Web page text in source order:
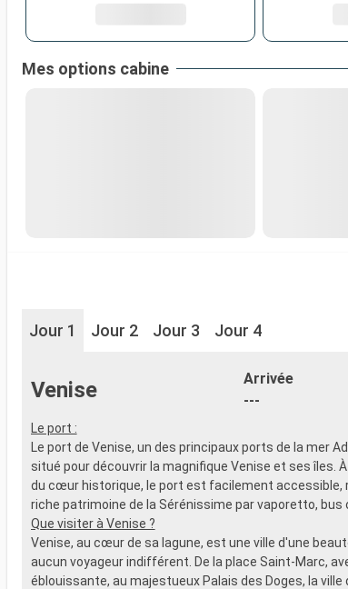
Mes options cabine
Jour 1 Jour 2 Jour 3 Jour 4
Venise
Arrivée
---
Le port :
Le port de Venise, un des principaux ports de la mer
situé pour découvrir la magnifique Venise et ses îles.
du cœur historique, le port est facilement accessible,
riche patrimoine de la Sérénissime par vaporetto, bus
Que visiter à Venise ?
Venise, au cœur de sa lagune, est une ville d'une
aucun voyageur indifférent. De la place Saint-Marc,
éblouissante, au majestueux Palais des Doges, la ville